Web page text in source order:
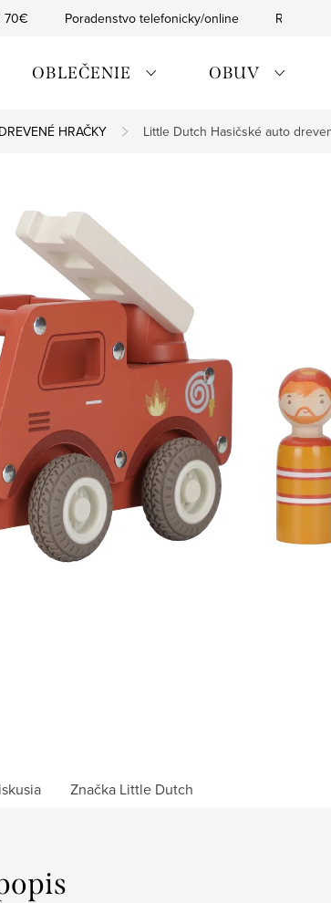
70€ Poradenstvo telefonicky/online Rýchla
OBLEČENIE OBUV
DREVENÉ HRAČKY Little Dutch Hasičské auto
Značka Little Dutch